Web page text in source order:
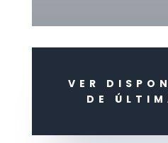
VER
DE